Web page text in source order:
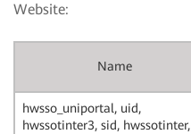
Website:
Name
hwsso_uniportal, uid,
hwssotinter3, sid, hwssotinter,